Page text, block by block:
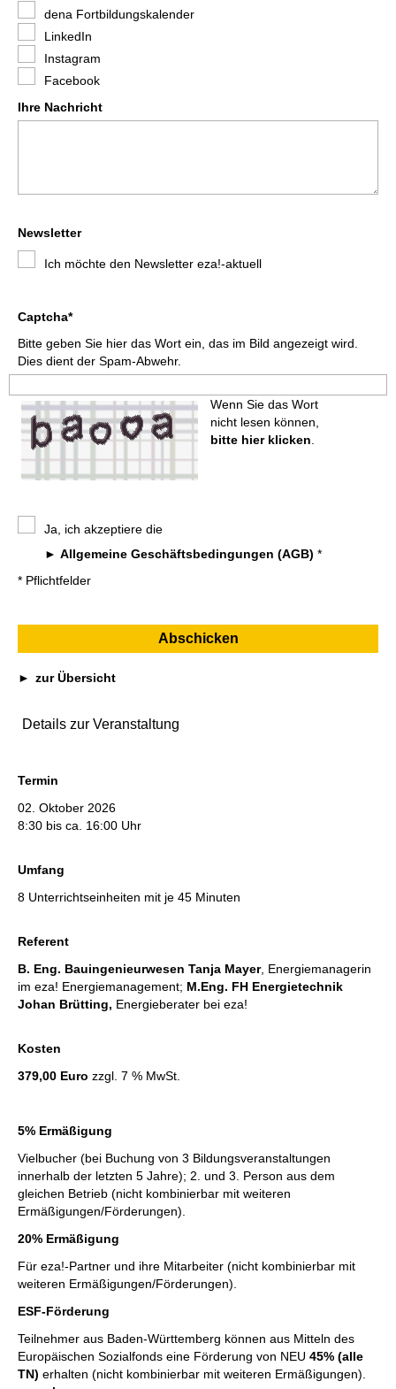
dena Fortbildungskalender
LinkedIn
Instagram
Facebook
Ihre Nachricht
Newsletter
Ich möchte den Newsletter eza!-aktuell
Captcha*
Bitte geben Sie hier das Wort ein, das im Bild angezeigt wird.
Dies dient der Spam-Abwehr.
Wenn Sie das Wort
nicht lesen können,
bitte hier klicken
Ja, ich akzeptiere die
Allgemeine Geschäftsbedingungen (AGB) *
* Pflichtfelder
zur Übersicht
Details zur Veranstaltung
Termin
02. Oktober 2026
8:30 bis ca. 16:00 Uhr
Umfang
8 Unterrichtseinheiten mit je 45 Minuten
Referent
B. Eng. Bauingenieurwesen Tanja Mayer, Energiemanagerin
im eza! Energiemanagement; M.Eng. FH Energietechnik
Johan Brütting, Energieberater bei eza!
Kosten
379,00 Euro zzgl. 7 % MwSt.
5% Ermäßigung
Vielbucher (bei Buchung von 3 Bildungsveranstaltungen
innerhalb der letzten 5 Jahre); 2. und 3. Person aus dem
gleichen Betrieb (nicht kombinierbar mit weiteren
Ermäßigungen/Förderungen).
20% Ermäßigung
Für eza!-Partner und ihre Mitarbeiter (nicht kombinierbar mit
weiteren Ermäßigungen/Förderungen).
ESF-Förderung
Teilnehmer aus Baden-Württemberg können aus Mitteln des
Europäischen Sozialfonds eine Förderung von NEU 45% (alle
TN) erhalten (nicht kombinierbar mit weiteren Ermäßigungen).